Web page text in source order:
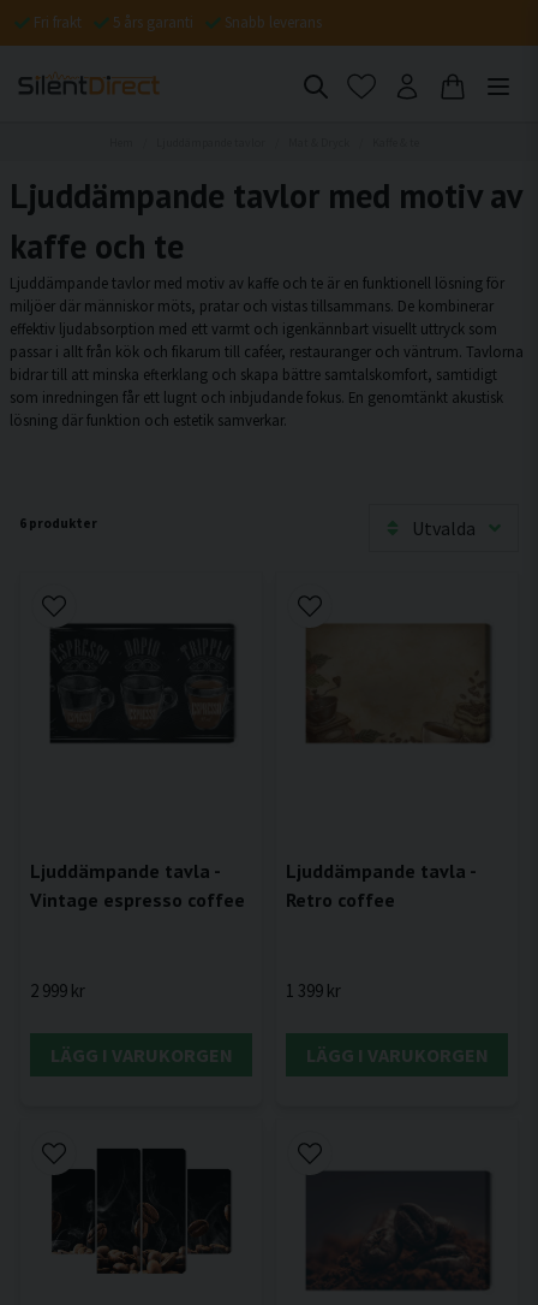
Fri frakt 5 års garanti Snabb leverans
Ljuddämpande tavlor med motiv av
kaffe och te
Ljuddämpande tavlor med motiv av kaffe och te är en funktionell lösning för
miljöer där människor möts, pratar och vistas tillsammans. De kombinerar
effektiv ljudabsorption med ett varmt och igenkännbart visuellt uttryck som
passar i allt från kök och fikarum till caféer, restauranger och väntrum. Tavlorna
bidrar till att minska efterklang och skapa bättre samtalskomfort, samtidigt
som inredningen får ett lugnt och inbjudande fokus. En genomtänkt akustisk
lösning där funktion och estetik samverkar.
6 produkter Utvalda
Ljuddämpande tavla -
Vintage espresso coffee
2 999 kr
LÄGG I VARUKORGEN
Ljuddämpande tavla -
Retro coffee
1 399 kr
LÄGG I VARUKORGEN